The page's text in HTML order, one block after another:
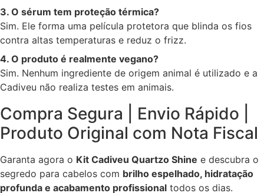
3. O sérum tem proteção térmica?
Sim. Ele forma uma película protetora que blinda os fios
contra altas temperaturas e reduz o frizz.
4. O produto é realmente vegano?
Sim. Nenhum ingrediente de origem animal é utilizado e a
Cadiveu não realiza testes em animais.
Compra Segura | Envio Rápido |
Produto Original com Nota Fiscal
Garanta agora o Kit Cadiveu Quartzo Shine e descubra o
segredo para cabelos com brilho espelhado, hidratação
profunda e acabamento profissional todos os dias.